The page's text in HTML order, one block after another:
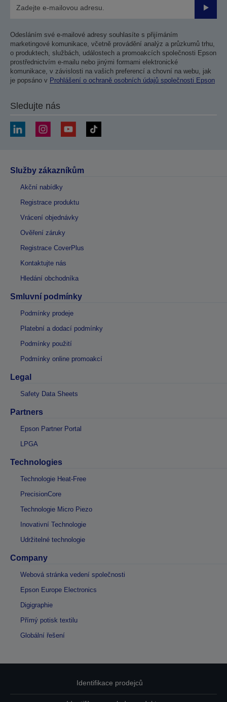
Odesláním své e-mailové adresy souhlasíte s přijímáním
marketingové komunikace, včetně provádění analýz a průzkumů trhu,
o produktech, službách, událostech a promoakcích společnosti Epson
prostřednictvím e-mailu nebo jinými formami elektronické
komunikace, v závislosti na vašich preferencí a chovní na webu, jak
je popsáno v Prohlášení o ochraně osobních údajů společnosti Epson
Sledujte nás
Služby zákazníkům
Akční nabídky
Registrace produktu
Vrácení objednávky
Ověření záruky
Registrace CoverPlus
Kontaktujte nás
Hledání obchodníka
Smluvní podmínky
Podmínky prodeje
Platební a dodací podmínky
Podmínky použití
Podmínky online promoakcí
Legal
Safety Data Sheets
Partners
Epson Partner Portal
LPGA
Technologies
Technologie Heat-Free
PrecisionCore
Technologie Micro Piezo
Inovativní Technologie
Udržitelné technologie
Company
Webová stránka vedení společnosti
Epson Europe Electronics
Digigraphie
Přímý potisk textilu
Globální řešení
Identifikace prodejců